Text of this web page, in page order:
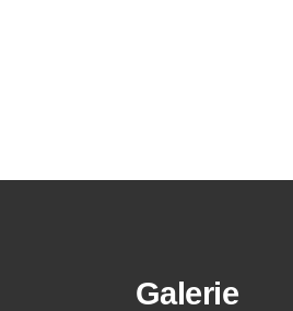
Galerie